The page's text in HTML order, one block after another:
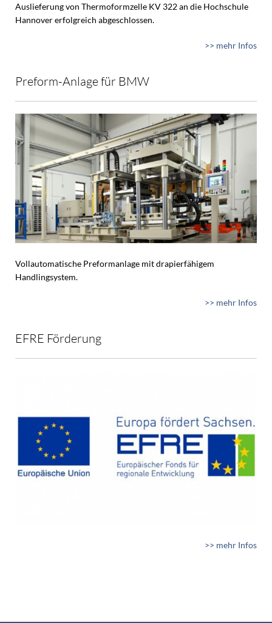
Auslieferung von Thermoformzelle KV 322 an die Hochschule
Hannover erfolgreich abgeschlossen.
>> mehr Infos
Preform-Anlage für BMW
Vollautomatische Preformanlage mit drapierfähigem
Handlingsystem.
>> mehr Infos
EFRE Förderung
>> mehr Infos